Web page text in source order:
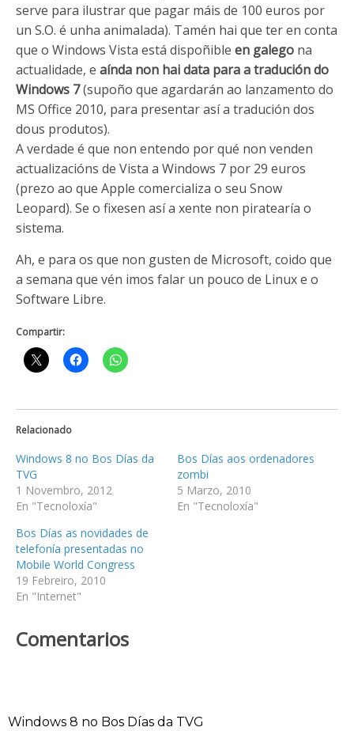
serve para ilustrar que pagar máis de 100 euros por
un S.O. é unha animalada). Tamén hai que ter en conta
que o Windows Vista está dispoñible en galego na
actualidade, e aínda non hai data para a tradución do
Windows 7(supoño que agardarán ao lanzamento do
MS Office 2010, para presentar así a tradución dos
dous produtos).
A verdade é que non entendo por qué non venden
actualizacións de Vista a Windows 7 por 29 euros
(prezo ao que Apple comercializa o seu Snow
Leopard). Se o fixesen así a xente non piratearía o
sistema.
Ah, e para os que non gusten de Microsoft, coido que
a semana que vén imos falar un pouco de Linux e o
Software Libre.
Compartir:
Relacionado
Windows 8 no Bos Días da
TVG
1 Novembro, 2012
En "Tecnoloxía"
Bos Días aos ordenadores
zombi
5 Marzo, 2010
En "Tecnoloxía"
Bos Días as novidades de
telefonía presentadas no
Mobile World Congress
19 Febreiro, 2010
En "Internet"
Comentarios
Windows 8 no Bos Días da TVG